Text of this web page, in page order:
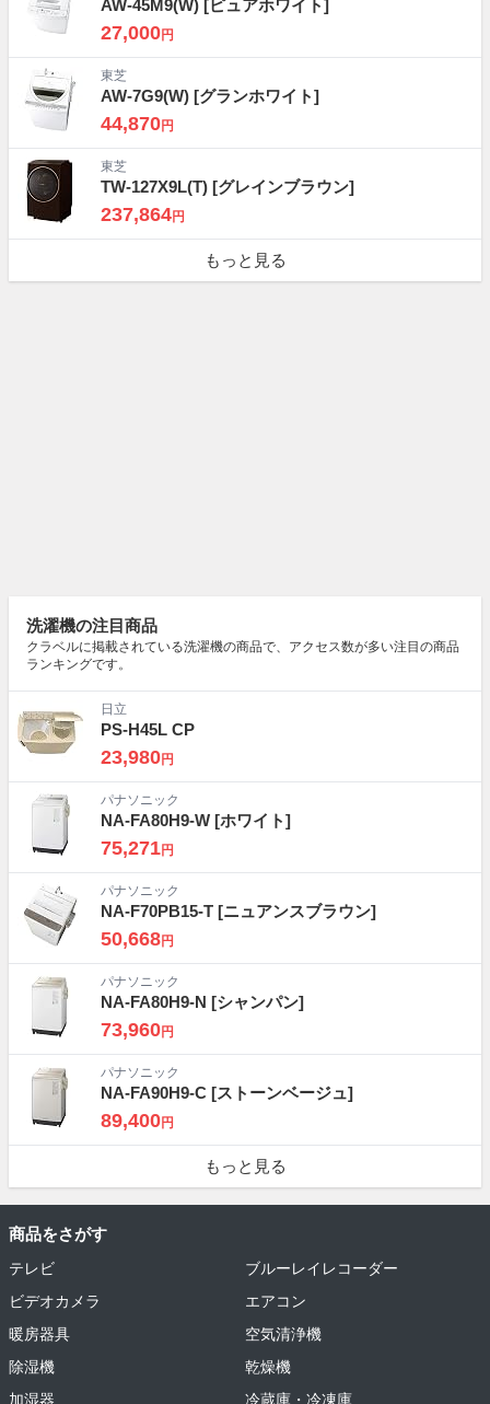
AW-45M9(W) [ピュアホワイト]
27,000円
東芝
AW-7G9(W) [グランホワイト]
44,870円
東芝
TW-127X9L(T) [グレインブラウン]
237,864円
もっと見る
洗濯機の注目商品
クラベルに掲載されている洗濯機の商品で、アクセス数が多い注目の商品
ランキングです。
日立
PS-H45L CP
23,980円
パナソニック
NA-FA80H9-W [ホワイト]
75,271円
パナソニック
NA-F70PB15-T [ニュアンスブラウン]
50,668円
パナソニック
NA-FA80H9-N [シャンパン]
73,960円
パナソニック
NA-FA90H9-C [ストーンベージュ]
89,400円
もっと見る
商品をさがす
テレビ
ブルーレイレコーダー
ビデオカメラ
エアコン
暖房器具
空気清浄機
除湿機
乾燥機
加湿器
冷蔵庫・冷凍庫